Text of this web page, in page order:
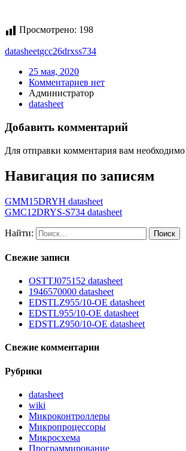
Просмотрено: 198
datasheetgcc26drxss734
25 мая, 2020
Комментариев нет
Администратор
datasheet
Добавить комментарий
Для отправки комментария вам необходимо
Навигация по записям
GMM15DRYH datasheet
GMC12DRYS-S734 datasheet
Найти:
Свежие записи
OSTTJ075152 datasheet
1946570000 datasheet
EDSTLZ955/10-OE datasheet
EDSTL955/10-OE datasheet
EDSTLZ950/10-OE datasheet
Свежие комментарии
Рубрики
datasheet
wiki
Микроконтроллеры
Микропроцессоры
Микросхема
Программирование